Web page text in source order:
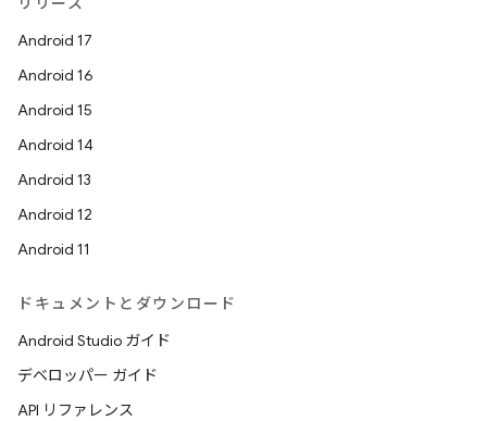
Android 17
Android 16
Android 15
Android 14
Android 13
Android 12
Android 11
ドキュメントとダウンロード
Android Studio ガイド
デベロッパー ガイド
API リファレンス